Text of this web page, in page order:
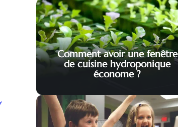
Comment avoir une fenêtre
de cuisine hydroponique
économe ?